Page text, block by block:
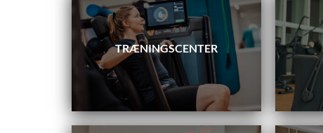
TRÆNINGSCENTER